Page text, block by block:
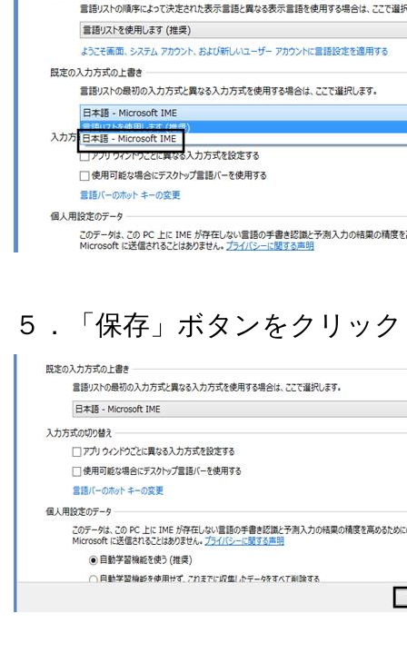
５．「保存」ボタンをクリッ